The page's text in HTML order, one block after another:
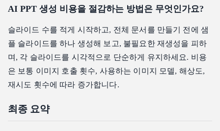
AI PPT 생성 비용을 절감하는 방법은 무엇인가요?
슬라이드 수를 적게 시작하고, 전체 문서를 만들기 전에 샘
플 슬라이드를 하나 생성해 보고, 불필요한 재생성을 피하
며, 각 슬라이드를 시각적으로 단순하게 유지하세요. 비용
은 보통 이미지 호출 횟수, 사용하는 이미지 모델, 해상도,
재시도 횟수에 따라 증가합니다.
최종 요약